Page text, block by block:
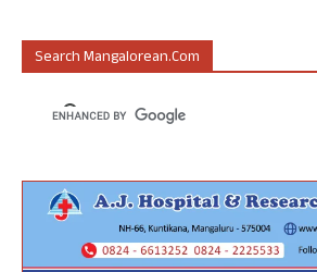
Search Mangalorean.com